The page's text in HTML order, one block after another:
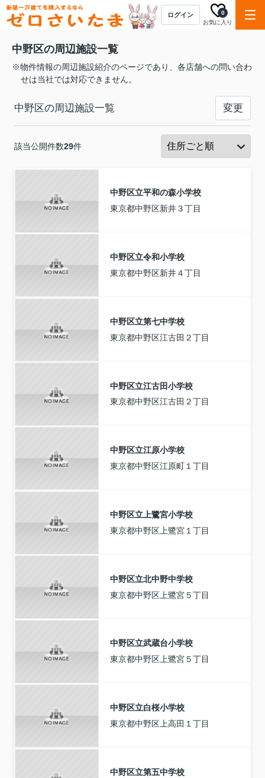
ログイン
お気に入り
0
中野区の周辺施設一覧
※物件情報の周辺施設紹介のページであり、各店舗への問い合わ
せは当社では対応できません。
中野区の周辺施設一覧 変更
該当公開件数29件
中野区立平和の森小学校
東京都中野区新井３丁目
中野区立令和小学校
東京都中野区新井４丁目
中野区立第七中学校
東京都中野区江古田２丁目
中野区立江古田小学校
東京都中野区江古田２丁目
中野区立江原小学校
東京都中野区江原町１丁目
中野区立上鷺宮小学校
東京都中野区上鷺宮１丁目
中野区立北中野中学校
東京都中野区上鷺宮５丁目
中野区立武蔵台小学校
東京都中野区上鷺宮５丁目
中野区立白桜小学校
東京都中野区上高田１丁目
中野区立第五中学校